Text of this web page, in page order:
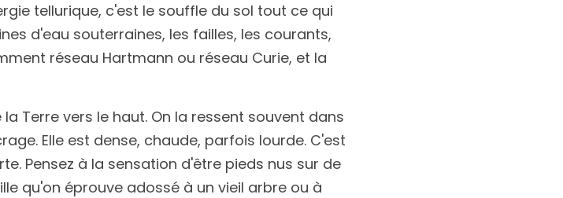
tellurique, c'est le souffle du sol tout ce qui
d'eau souterraines, les failles, les courants,
réseau Hartmann ou réseau Curie, et la
la Terre vers le haut. On la ressent souvent dans
Elle est dense, chaude, parfois lourde. C'est
Pensez à la sensation d'être pieds nus sur de
qu'on éprouve adossé à un vieil arbre ou à